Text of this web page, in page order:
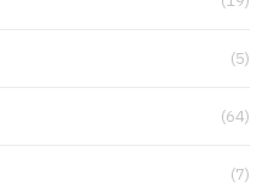
(5)
(64)
(7)